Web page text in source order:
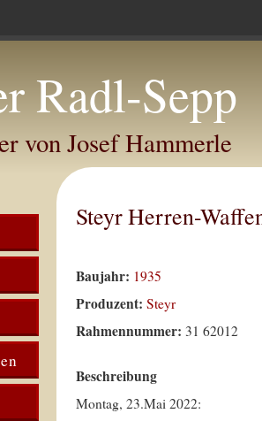
Radl-Sepp
von Josef Hammerle
Steyr Herren-
Baujahr: 1935
Produzent:Steyr
Rahmennummer:31 62012
Beschreibung
Montag, 23.Mai 2022: